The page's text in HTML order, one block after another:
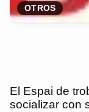
OTROS
El Espai de
socializar con